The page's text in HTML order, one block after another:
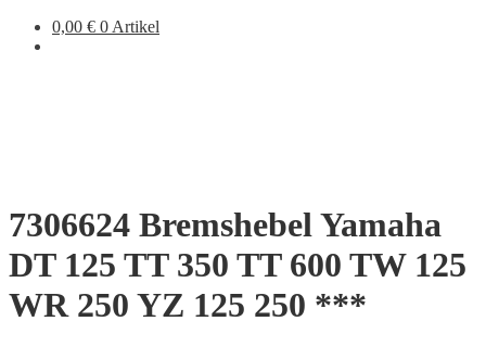
0,00 € 0 Artikel
7306624 Bremshebel Yamaha
DT 125 TT 350 TT 600 TW 125
WR 250 YZ 125 250 ***